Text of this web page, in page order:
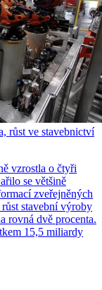
růst ve stavebnictví
vzrostla o čtyři
se většině
zveřejněných
stavební výroby
rovná dvě procenta.
15,5 miliardy